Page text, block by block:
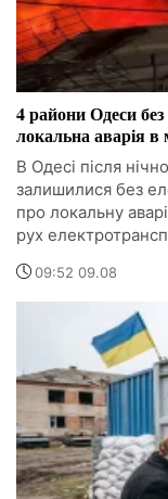
4 райони Одеси без
локальна аварія в
В Одесі після
залишилися без
про локальну
рух
09:52 09.08